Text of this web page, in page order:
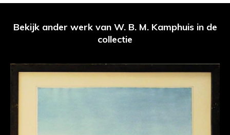
Bekijk ander werk van W. B. M. Kamphuis in de
collectie